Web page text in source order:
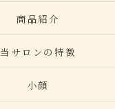
商品紹介
当サロンの特徴
小顔